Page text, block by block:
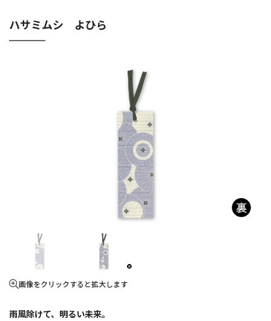
ハサミムシ よひら
画像をクリックすると拡大します
雨風除けて、明るい未来。